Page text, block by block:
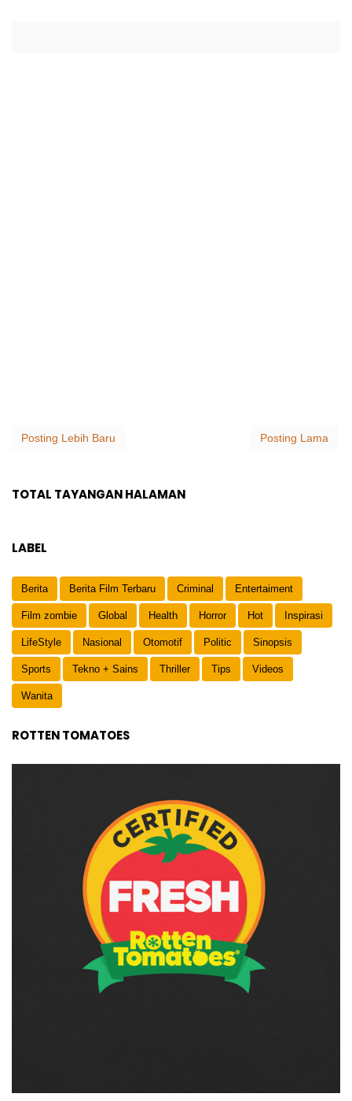
Posting Lebih Baru Posting Lama
TOTAL TAYANGAN HALAMAN
LABEL
Berita Berita Film Terbaru Criminal Entertaiment
Film zombie Global Health Horror Hot Inspirasi
LifeStyle Nasional Otomotif Politic Sinopsis
Sports Tekno + Sains Thriller Tips Videos
Wanita
ROTTEN TOMATOES